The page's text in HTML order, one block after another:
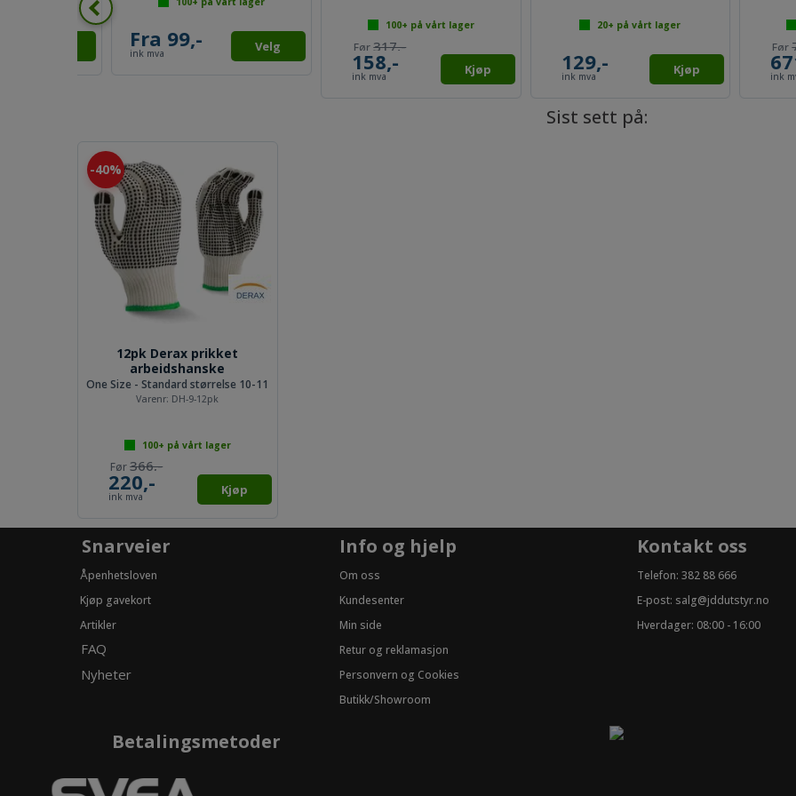
317,-
158,- 129,-
på vårt lager
671,-
på vårt lager
136,-
109,-
Sist sett på:
40%
12pk Derax prikket
arbeidshanske
One Size - Standard størrelse 10-11
Varenr: DH-9-12pk
366,-
220,-
ink mva
100+ på vårt lager
Kjøp
Snarveier
Åpenhetsloven
Kjøp gavekort
Artikler
FAQ
Nyheter
Info og hjelp
Om oss
Kundesenter
Min side
Retur og reklamasjon
Personvern og Cookies
Butikk/Showroom
Kontakt oss
Telefon: 382 88 666
E-post: salg@jddutstyr.no
Hverdager: 08:00 - 16:00
Betalingsmetoder